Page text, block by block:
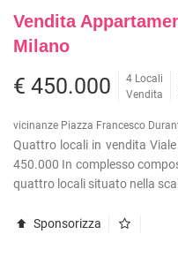
Vendita
Milano
€ 450.000
4 Locali
Vendita
vicinanze Piazza Francesco
Quattro locali in vendita
450.000 In complesso
quattro locali situato nella
Sponsorizza